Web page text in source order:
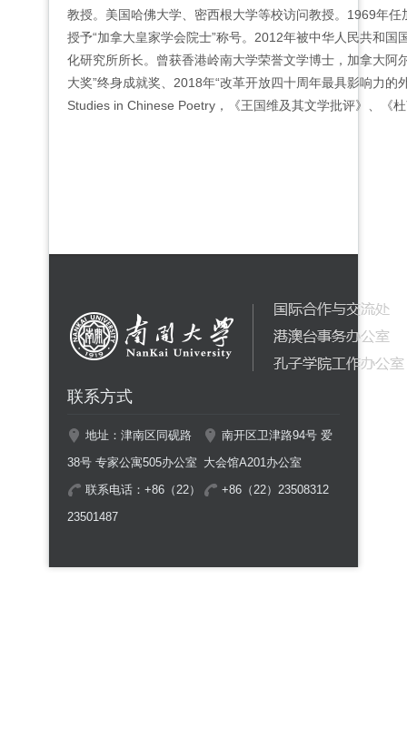
教授。美国哈佛大学、密西根大学等校访问教授。1969年
授予“加拿大皇家学会院士”称号。2012年被中华人民共和
化研究所所长。曾获香港岭南大学荣誉文学博士，加拿大阿
大奖”终身成就奖、2018年“改革开放四十周年最具影响力
Studies in Chinese Poetry，《王国维及其文学批评》、《
联系方式
地址：津南区同砚路
38号 专家公寓505办公室
南开区卫津路94号 爱
大会馆A201办公室
联系电话：+86（22）
23501487
+86（22）23508312